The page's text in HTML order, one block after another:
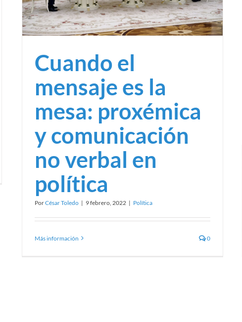
Cuando el
mensaje es la
mesa: proxémica
y comunicación
no verbal en
política
PorCésar Toledo | 9 febrero, 2022 | Política
Más información 0
Consciencia, congruencia y autenticidad, el poder de
Política